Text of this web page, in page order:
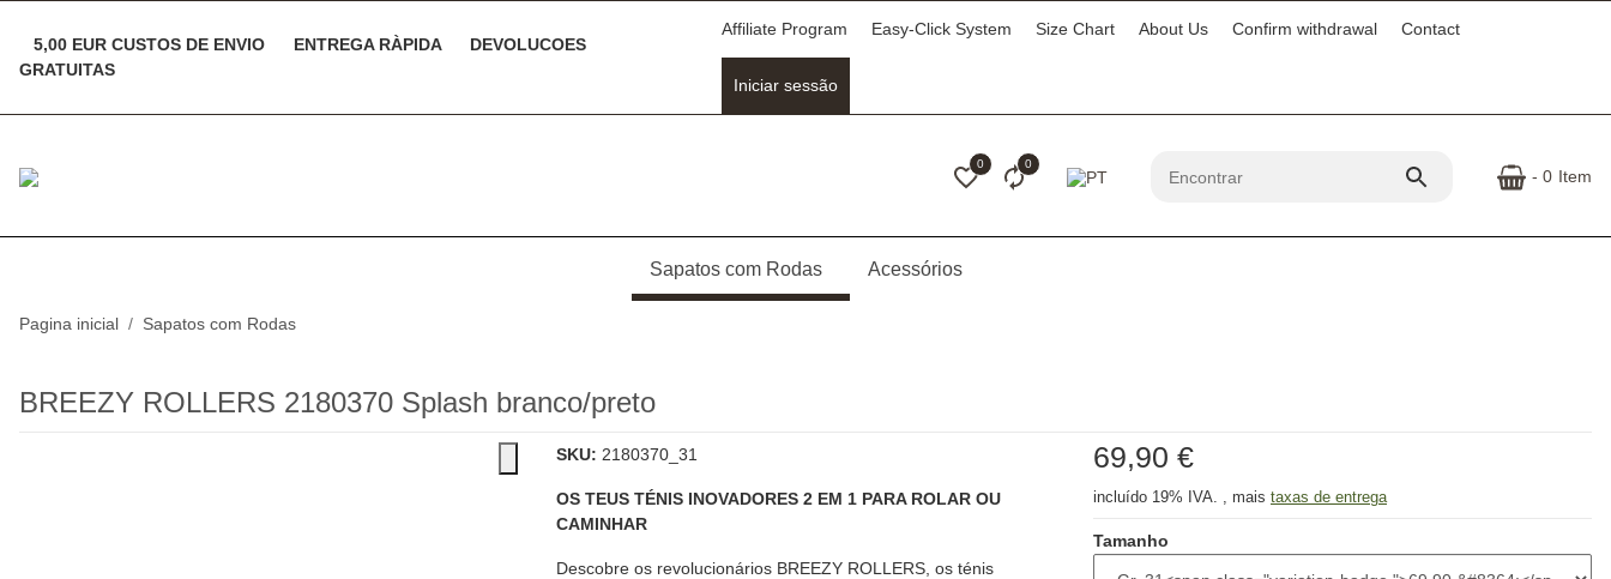
5,00 EUR CUSTOS DE ENVIO ENTREGA RÀPIDA
DEVOLUCOES
GRATUITAS
Affiliate Program Easy-Click System Size Chart About Us Confirm withdrawal Contact
Iniciar sessão
0 0
- 0 Item
Sapatos com Rodas Acessórios
Pagina inicial Sapatos com Rodas
BREEZY ROLLERS 2180370 Splash branco/preto
SKU: 2180370_31
OS TEUS TÉNIS INOVADORES 2 EM 1 PARA ROLAR OU
CAMINHAR
Descobre os revolucionários BREEZY ROLLERS, os ténis
69,90 €
incluído 19% IVA. , mais taxas de entrega
Tamanho